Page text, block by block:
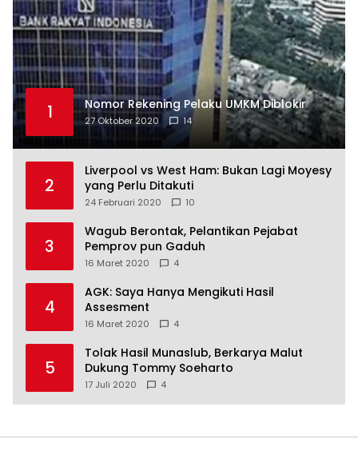
1 Nomor Rekening Pelaku UMKM Diblokir
27 Oktober 2020 14
2
Liverpool vs West Ham: Bukan Lagi Moyesy
yang Perlu Ditakuti
24 Februari 2020 10
3
Wagub Berontak, Pelantikan Pejabat
Pemprov pun Gaduh
16 Maret 2020 4
4
AGK: Saya Hanya Mengikuti Hasil
Assesment
16 Maret 2020 4
5
Tolak Hasil Munaslub, Berkarya Malut
Dukung Tommy Soeharto
17 Juli 2020 4